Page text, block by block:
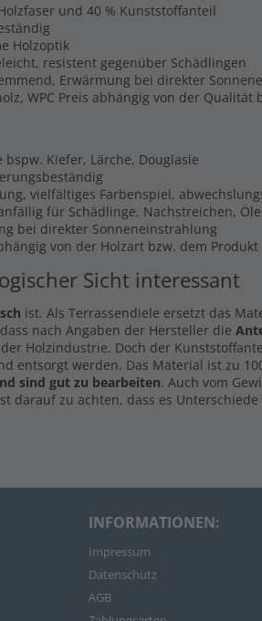
und 40 % Kunststoffanteil
Holzoptik
resistent gegenüber Schädlingen
Erwärmung bei direkter
WPC Preis abhängig von der Qualität
Kiefer, Lärche, Douglasie
vielfältiges Farbenspiel,
für Schädlinge, Nachstreichen,
bei direkter Sonneneinstrahlung
von der Holzart bzw. dem Produkt
Sicht interessant
ist. Als Terrassendiele ersetzt das
nach Angaben der Hersteller die
Holzindustrie. Doch der
entsorgt werden. Das Material ist zu
sind gut zu bearbeiten. Auch vom
darauf zu achten, dass es
INFORMATIONEN:
Impressum
Datenschutz
AGB